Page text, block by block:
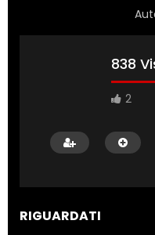
838
2
RIGUARDATI